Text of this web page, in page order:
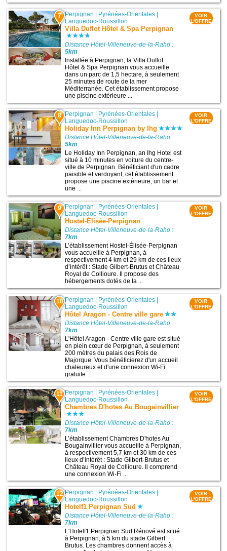
7 Perpignan Pyrénées-Orientales
Languedoc-Roussillon
Villa Duflot Hôtel & Spa Perpignan
Distance Hôtel-Villeneuve-de-la-Raho :
5km
Installée à Perpignan, la Villa Duflot
Hôtel & Spa Perpignan vous accueille
dans un parc de 1,5 hectare, à seulement
25 minutes de route de la mer
Méditerranée. Cet établissement propose
une piscine extérieure ...
VOIR
L'OFFRE
8 Perpignan Pyrénées-Orientales
Languedoc-Roussillon
Holiday Inn Perpignan by Ihg
Distance Hôtel-Villeneuve-de-la-Raho :
5km
Le Holiday Inn Perpignan, an Ihg Hotel est
situé à 10 minutes en voiture du centre-
ville de Perpignan. Bénéficiant d'un cadre
paisible et verdoyant, cet établissement
propose une piscine extérieure, un bar et
une ...
VOIR
L'OFFRE
9 Perpignan Pyrénées-Orientales
Languedoc-Roussillon
Hostel-Élisée-Perpignan
Distance Hôtel-Villeneuve-de-la-Raho :
7km
L’établissement Hostel-Élisée-Perpignan
vous accueille à Perpignan, à
respectivement 4 km et 29 km de ces lieux
d’intérêt : Stade Gilbert-Brutus et Château
Royal de Collioure. Il propose des
hébergements dotés de la ...
VOIR
L'OFFRE
10 Perpignan | Pyrénées-Orientales |
Languedoc-Roussillon
Hôtel Aragon - Centre ville gare
Distance Hôtel-Villeneuve-de-la-Raho :
7km
L'Hôtel Aragon - Centre ville gare est situé
en plein cœur de Perpignan, à seulement
200 mètres du palais des Rois de
Majorque. Vous bénéficierez d'un accueil
chaleureux et d'une connexion Wi-Fi
gratuite ...
VOIR
L'OFFRE
11 Perpignan | Pyrénées-Orientales |
Languedoc-Roussillon
Chambres D'hotes Au Bougainvillier
Distance Hôtel-Villeneuve-de-la-Raho :
7km
L’établissement Chambres D'hotes Au
Bougainvillier vous accueille à Perpignan,
à respectivement 5,7 km et 30 km de ces
lieux d’intérêt : Stade Gilbert-Brutus et
Château Royal de Collioure. Il comprend
une connexion Wi-Fi ...
VOIR
L'OFFRE
12 Perpignan | Pyrénées-Orientales |
Languedoc-Roussillon
Hotelf1 Perpignan Sud
Distance Hôtel-Villeneuve-de-la-Raho :
7km
L'Hotelf1 Perpignan Sud Rénové est situé
à Perpignan, à 5 km du stade Gilbert
Brutus. Les chambres donnent accès à
VOIR
L'OFFRE